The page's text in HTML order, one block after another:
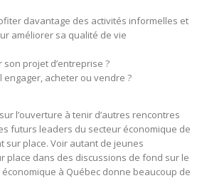
davantage des activités informelles et
améliorer sa qualité de vie
son projet d’entreprise ?
engager, acheter ou vendre ?
l’ouverture à tenir d’autres rencontres
futurs leaders du secteur économique de
sur place. Voir autant de jeunes
place dans des discussions de fond sur le
à Québec donne beaucoup de